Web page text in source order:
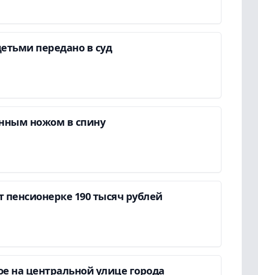
передано в суд
ножом в спину
190 тысяч рублей
на центральной улице города